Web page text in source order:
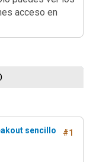
acceso en
#1
sencillo